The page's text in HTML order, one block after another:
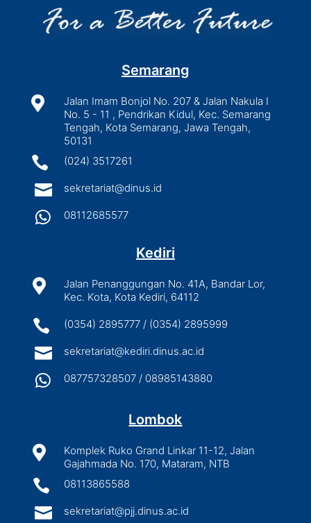
Semarang

Jalan Imam Bonjol No. 207 & Jalan Nakula I
No. 5 - 11 , Pendrikan Kidul, Kec. Semarang
Tengah, Kota Semarang, Jawa Tengah,
50131
 (024) 3517261
 sekretariat@dinus.id
 08112685577
Kediri

Jalan Penanggungan No. 41A, Bandar Lor,
Kec. Kota, Kota Kediri, 64112
 (0354) 2895777 / (0354) 2895999
 sekretariat@kediri.dinus.ac.id
 087757328507 / 08985143880
Lombok

Komplek Ruko Grand Linkar 11-12, Jalan
Gajahmada No. 170, Mataram, NTB
 08113865588
 sekretariat@pjj.dinus.ac.id